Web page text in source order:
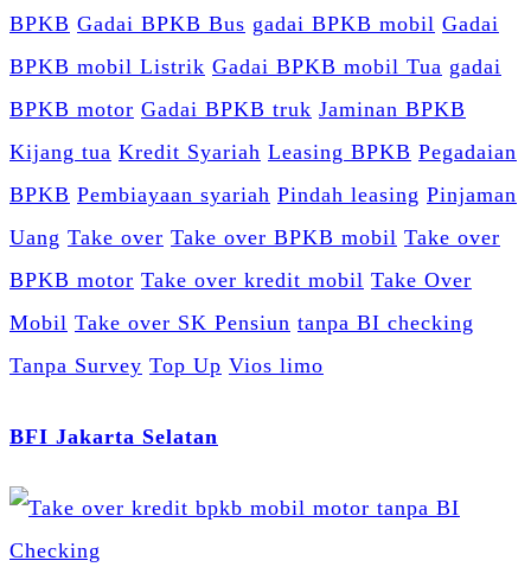
BPKB Gadai BPKB Bus gadai BPKB mobil Gadai
BPKB mobil Listrik Gadai BPKB mobil Tua gadai
BPKB motor Gadai BPKB truk Jaminan BPKB
Kijang tua Kredit Syariah Leasing BPKB Pegadaian
BPKB Pembiayaan syariah Pindah leasing Pinjaman
Uang Take over Take over BPKB mobil Take over
BPKB motor Take over kredit mobil Take Over
Mobil Take over SK Pensiun tanpa BI checking
Tanpa Survey Top Up Vios limo
BFI Jakarta Selatan